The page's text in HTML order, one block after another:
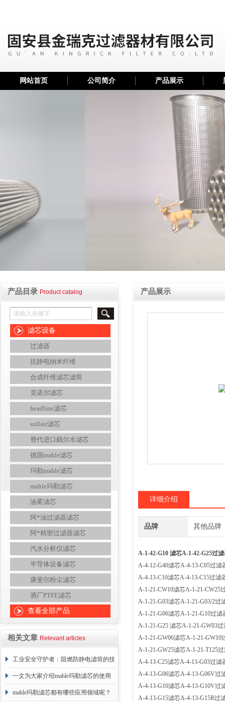
网站首页 公司简介 产品展示
产品目录 Product catalog
滤芯设备
过滤器
抗静电纳米纤维
合成纤维滤芯滤筒
克诺尔滤芯
headline滤芯
sullair滤芯
替代进口颇尔水滤芯
德国mahle滤芯
玛勒mahle滤芯
mahle玛勒滤芯
油雾滤芯
阿*油过滤器滤芯
阿*精密过滤器滤芯
汽水分析仪滤芯
半导体设备滤芯
康斐尔粉尘滤芯
酒厂PTFE滤芯
查看全部产品
相关文章 Relevant articles
工业安全守护者：阻燃防静电滤筒的技
术原理与应用解析
一文为大家介绍mahle玛勒滤芯的使用
原理
mahle玛勒滤芯都有哪些应用领域呢？
产品展示
详细介绍
品牌 其他品牌
A-1-42-G10 滤芯A-1-42-G25过
A-4-12-G40滤芯A-4-13-C05过滤
A-4-13-C10滤芯A-4-13-C15过滤
A-1-21-CW10滤芯A-1-21-CW25
A-1-21-G03滤芯A-1-21-G03/2过
A-1-21-G06滤芯A-1-21-G10过
A-1-21-G25 滤芯A-1-21-GW03
A-1-21-GW06滤芯A-1-21-GW10
A-1-21-GW25滤芯A-1-21-T125
A-4-13-C25滤芯A-4-13-G03过滤
A-4-13-G06滤芯A-4-13-G06V过
A-4-13-G10滤芯A-4-13-G10V过
A-4-13-G15滤芯A-4-13-G15R过